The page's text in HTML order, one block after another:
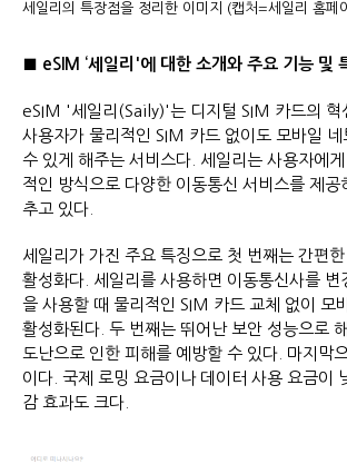
세일리의 특장점을 정리한 이미지 (캡처=세일리 홈페
■ eSIM ‘세일리'에 대한 소개와 주요 기능 및
eSIM '세일리(Saily)'는 디지털 SIM 카드의 혁
사용자가 물리적인 SIM 카드 없이도 모바일
수 있게 해주는 서비스다. 세일리는 사용자에
적인 방식으로 다양한 이동통신 서비스를 제공
추고 있다.
세일리가 가진 주요 특징으로 첫 번째는 간편
활성화다. 세일리를 사용하면 이동통신사를 변
을 사용할 때 물리적인 SIM 카드 교체 없이 모
활성화된다. 두 번째는 뛰어난 보안 성능으로
도난으로 인한 피해를 예방할 수 있다. 마지막
이다. 국제 로밍 요금이나 데이터 사용 요금이
감 효과도 크다.